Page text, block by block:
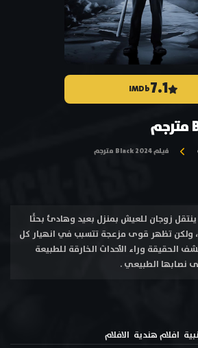
7.1
IMDb
فيلم Black 2024 مترجم
فيلم أسود Black 2024 ينتقل زوجان للعيش بمنزل بعيد وهادئ بحثًا
ولكن تظهر قوى مزعجة تتسبب في انهيار كل
الحقيقة وراء الأحداث الخارقة للطبيعة
نصابها الطبيعي .
افلام هندية الافلام